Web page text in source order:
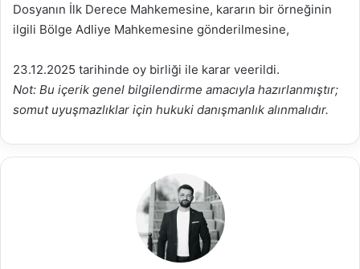
Dosyanın İlk Derece Mahkemesine, kararın bir örneğinin
ilgili Bölge Adliye Mahkemesine gönderilmesine,
23.12.2025 tarihinde oy birliği ile karar veerildi.
Not: Bu içerik genel bilgilendirme amacıyla hazırlanmıştır;
somut uyuşmazlıklar için hukuki danışmanlık alınmalıdır.